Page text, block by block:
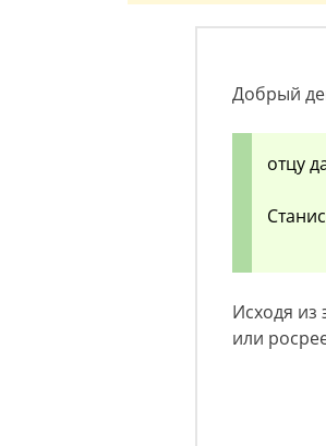
Добрый
отцу
Исходя
или